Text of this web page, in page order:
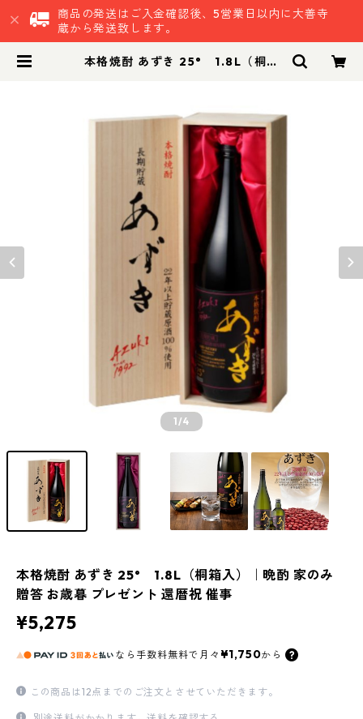
商品の発送はご入金確認後、5営業日以内に大善寺
蔵から発送致します。
本格焼酎 あずき 25° 1.8L（桐箱
1/4
本格焼酎 あずき 25° 1.8L（桐箱入）｜晩酌 家のみ
贈答 お歳暮 プレゼント 還暦祝 催事
¥5,275
なら 手数料無料で 月々 ¥1,750から
この商品は12点までのご注文とさせていただきます。